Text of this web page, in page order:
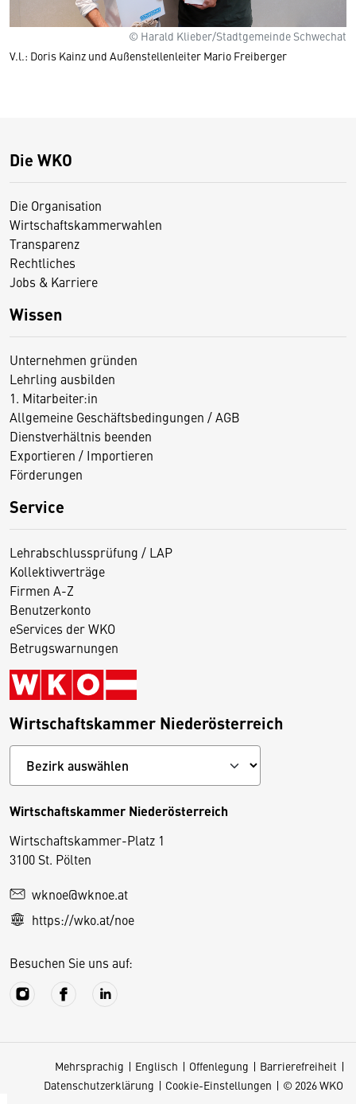
© Harald Klieber/Stadtgemeinde Schwechat
V.l.: Doris Kainz und Außenstellenleiter Mario Freiberger
Die WKO
Die Organisation
Wirtschaftskammerwahlen
Transparenz
Rechtliches
Jobs & Karriere
Wissen
Unternehmen gründen
Lehrling ausbilden
1. Mitarbeiter:in
Allgemeine Geschäftsbedingungen / AGB
Dienstverhältnis beenden
Exportieren / Importieren
Förderungen
Service
Lehrabschlussprüfung / LAP
Kollektivverträge
Firmen A-Z
Benutzerkonto
eServices der WKO
Betrugswarnungen
Wirtschaftskammer Niederösterreich
Wirtschaftskammer Niederösterreich
Wirtschaftskammer-Platz 1
3100 St. Pölten
wknoe@wknoe.at
https://wko.at/noe
Besuchen Sie uns auf:
Mehrsprachig Englisch Offenlegung
Barrierefreiheit
Datenschutzerklärung
Cookie-Einstellungen © 2026 WKO
D
e
s
S
e